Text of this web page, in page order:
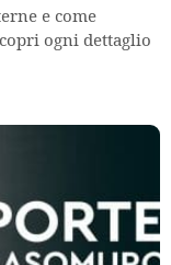
e come
ogni dettaglio